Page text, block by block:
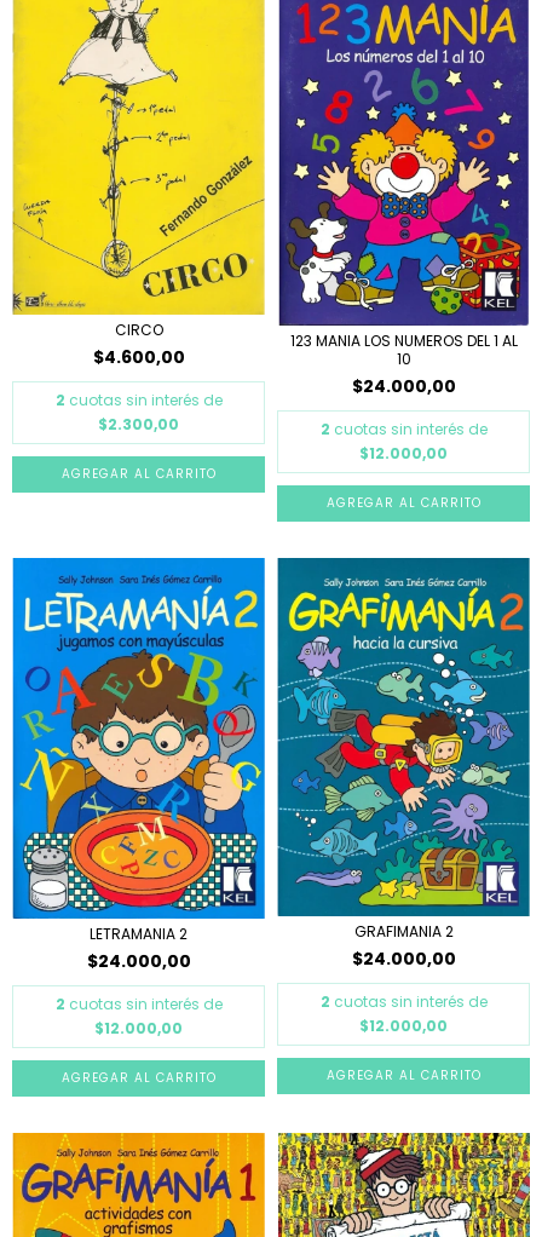
CIRCO
$4.600,00
2 cuotas sin interés de
$2.300,00
123 MANIA LOS NUMEROS DEL 1 AL
10
$24.000,00
2 cuotas sin interés de
$12.000,00
LETRAMANIA 2
$24.000,00
2 cuotas sin interés de
$12.000,00
GRAFIMANIA 2
$24.000,00
2 cuotas sin interés de
$12.000,00